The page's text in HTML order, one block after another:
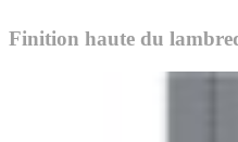
Finition haute du